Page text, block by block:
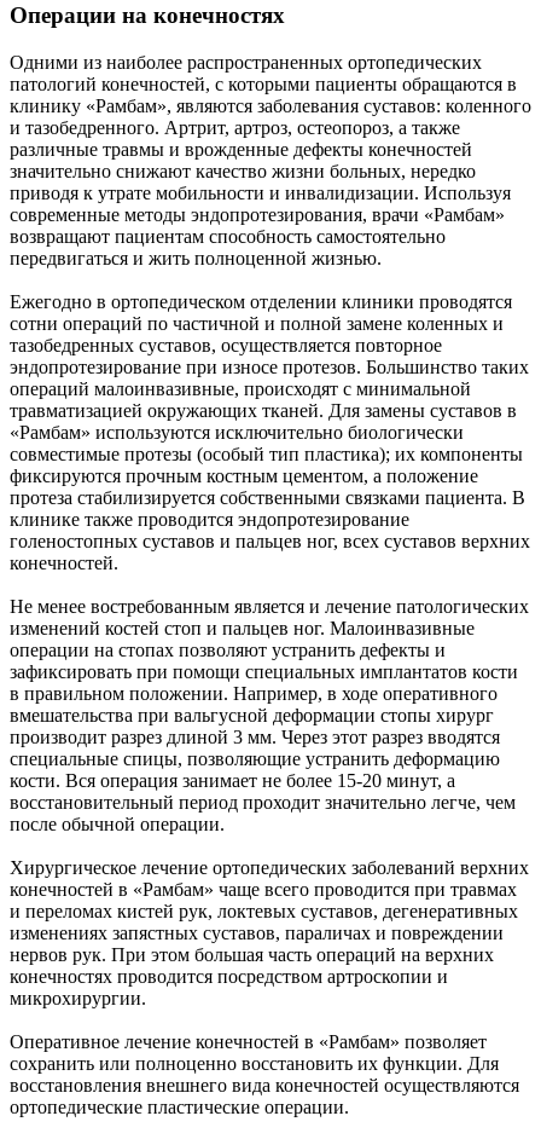
Операции на конечностях
Одними из наиболее распространенных ортопедических
патологий конечностей, с которыми пациенты обращаются в
клинику «Рамбам», являются заболевания суставов: коленного
и тазобедренного. Артрит, артроз, остеопороз, а также
различные травмы и врожденные дефекты конечностей
значительно снижают качество жизни больных, нередко
приводя к утрате мобильности и инвалидизации. Используя
современные методы эндопротезирования, врачи «Рамбам»
возвращают пациентам способность самостоятельно
передвигаться и жить полноценной жизнью.
Ежегодно в ортопедическом отделении клиники проводятся
сотни операций по частичной и полной замене коленных и
тазобедренных суставов, осуществляется повторное
эндопротезирование при износе протезов. Большинство таких
операций малоинвазивные, происходят с минимальной
травматизацией окружающих тканей. Для замены суставов в
«Рамбам» используются исключительно биологически
совместимые протезы (особый тип пластика); их компоненты
фиксируются прочным костным цементом, а положение
протеза стабилизируется собственными связками пациента. В
клинике также проводится эндопротезирование
голеностопных суставов и пальцев ног, всех суставов верхних
конечностей.
Не менее востребованным является и лечение патологических
изменений костей стоп и пальцев ног. Малоинвазивные
операции на стопах позволяют устранить дефекты и
зафиксировать при помощи специальных имплантатов кости
в правильном положении. Например, в ходе оперативного
вмешательства при вальгусной деформации стопы хирург
производит разрез длиной 3 мм. Через этот разрез вводятся
специальные спицы, позволяющие устранить деформацию
кости. Вся операция занимает не более 15-20 минут, а
восстановительный период проходит значительно легче, чем
после обычной операции.
Хирургическое лечение ортопедических заболеваний верхних
конечностей в «Рамбам» чаще всего проводится при травмах
и переломах кистей рук, локтевых суставов, дегенеративных
изменениях запястных суставов, параличах и повреждении
нервов рук. При этом большая часть операций на верхних
конечностях проводится посредством артроскопии и
микрохирургии.
Оперативное лечение конечностей в «Рамбам» позволяет
сохранить или полноценно восстановить их функции. Для
восстановления внешнего вида конечностей осуществляются
ортопедические пластические операции.